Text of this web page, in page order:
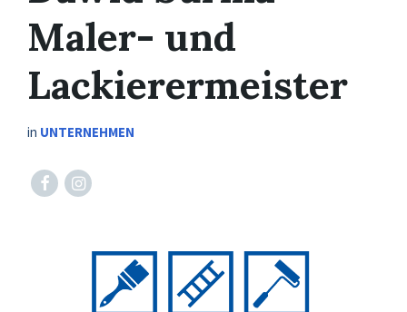
Maler- und
Lackierermeister
in UNTERNEHMEN
FacebookInstagram